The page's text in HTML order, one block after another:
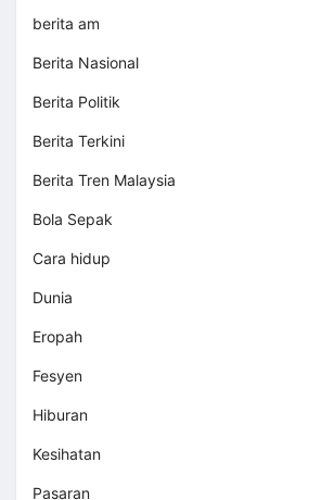
berita am
Berita Nasional
Berita Politik
Berita Terkini
Berita Tren Malaysia
Bola Sepak
Cara hidup
Dunia
Eropah
Fesyen
Hiburan
Kesihatan
Pasaran